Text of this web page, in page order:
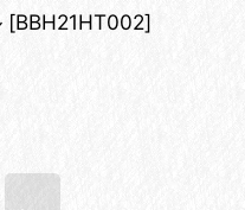
[BBH21HT002]